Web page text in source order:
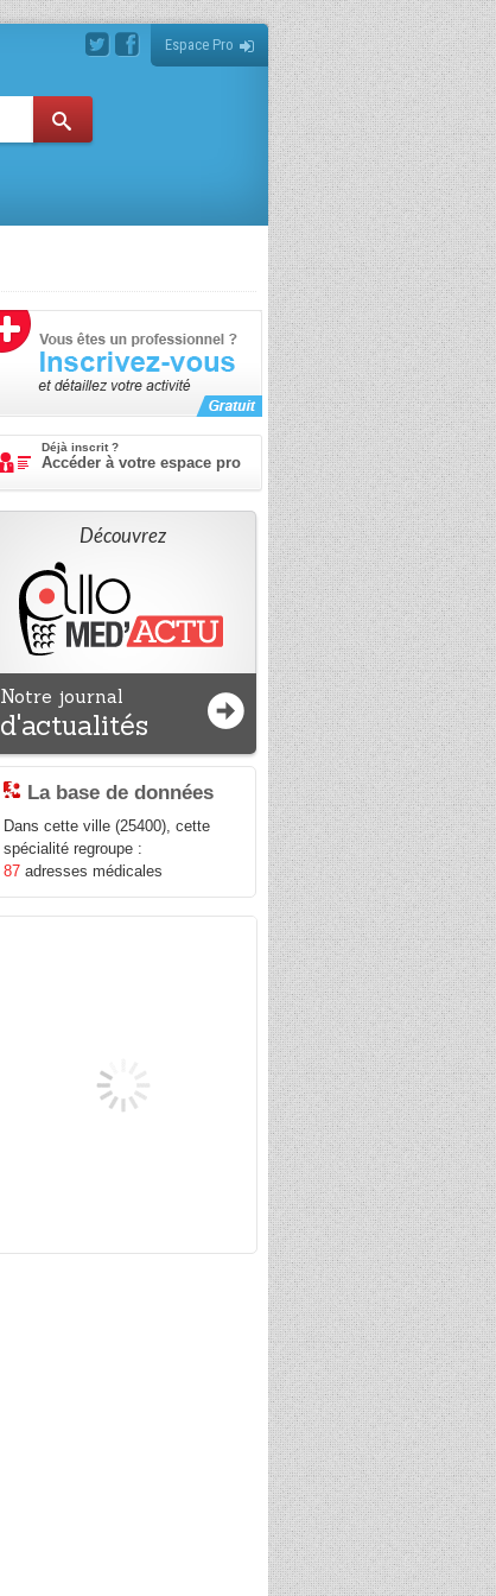
Espace Pro
Déjà inscrit ?
Accéder à votre espace pro
Découvrez
Notre journal
d'actualités
La base de données
Dans cette ville (25400), cette
spécialité regroupe :
87 adresses médicales